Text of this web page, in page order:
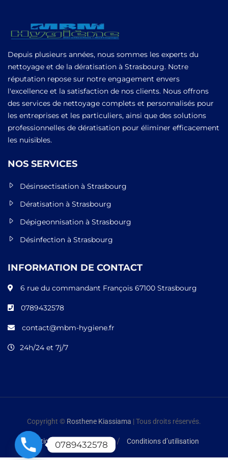
Depuis plusieurs années, nous sommes les experts du
nettoyage et de la dératisation à Strasbourg. Notre
réputation repose sur notre engagement envers
l'excellence et la satisfaction de nos clients. Nous offrons
des services de nettoyage complets et personnalisés pour
les entreprises et les particuliers, ainsi que des solutions
professionnelles de dératisation pour éliminer efficacement
les nuisibles.
NOS SERVICES
Désinsectisation à Strasbourg
Dératisation à Strasbourg
Dépigeonnisation à Strasbourg
Désinfection à Strasbourg
INFORMATION DE CONTACT
6 rue du commandant François 67100 Strasbourg
0789432578
contact@mbm-hygiene.fr
24h/24 et 7j/7
Copyright © Rosthene Kiassiama | Tous droits réservés.
Politique de confidentialité Conditions d’utilisation
0789432578